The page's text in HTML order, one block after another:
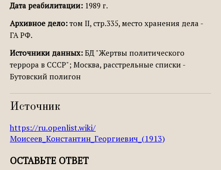
Дата реабилитации: 1989 г.
Архивное дело: том II, стр.335, место хранения дела -
ГА РФ.
Источники данных: БД "Жертвы политического
террора в СССР"; Москва, расстрельные списки -
Бутовский полигон
Источник
https://ru.openlist.wiki/
Моисеев_Константин_Георгиевич_(1913)
ОСТАВЬТЕ ОТВЕТ